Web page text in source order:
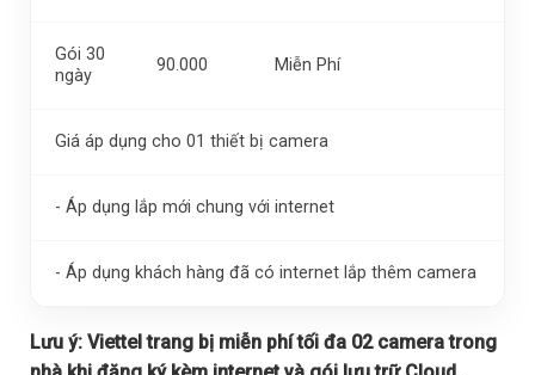
Gói 30
ngày
90.000 Miễn Phí
Giá áp dụng cho 01 thiết bị camera
- Áp dụng lắp mới chung với internet
- Áp dụng khách hàng đã có internet lắp thêm camera
Lưu ý: Viettel trang bị miễn phí tối đa 02 camera trong